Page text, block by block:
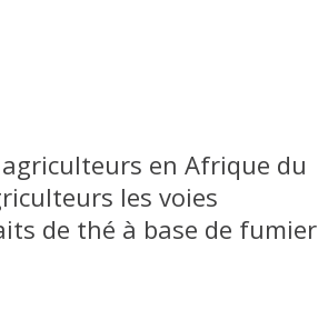
en Afrique du
les voies
de thé à base de fumier